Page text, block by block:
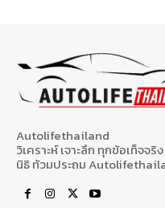
Autolifethailand
วิเคราะห์ เจาะลึก ทุกข้อเท็จ
นิธิ ท้วมประถม